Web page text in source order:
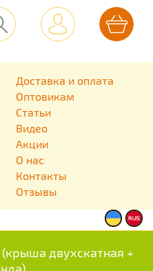
Доставка и оплата
Оптовикам
Статьи
Видео
Акции
О нас
Контакты
Отзывы
двухскатная +